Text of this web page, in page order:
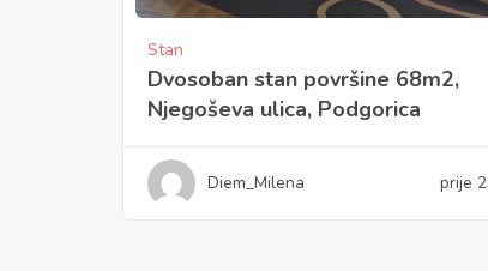
Stan
Dvosoban stan površine 68m2,
Njegoševa ulica, Podgorica
Diem_Milena prije